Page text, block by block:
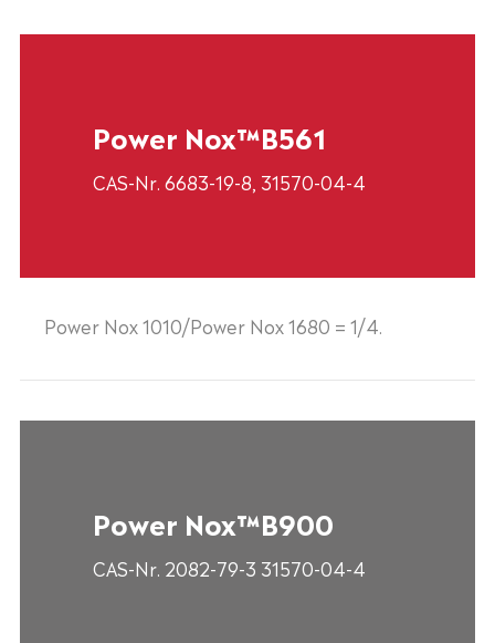
Power Nox™B561
CAS-Nr. 6683-19-8, 31570-04-4
Power Nox 1010/Power Nox 1680 = 1/4.
Power Nox™B900
CAS-Nr. 2082-79-3 31570-04-4